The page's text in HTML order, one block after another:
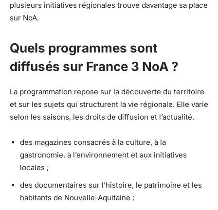
plusieurs initiatives régionales trouve davantage sa place
sur NoA.
Quels programmes sont
diffusés sur France 3 NoA ?
La programmation repose sur la découverte du territoire
et sur les sujets qui structurent la vie régionale. Elle varie
selon les saisons, les droits de diffusion et l’actualité.
des magazines consacrés à la culture, à la
gastronomie, à l’environnement et aux initiatives
locales ;
des documentaires sur l’histoire, le patrimoine et les
habitants de Nouvelle-Aquitaine ;